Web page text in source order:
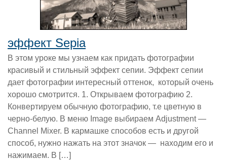
эффект Sepia
В этом уроке мы узнаем как придать фотографии
красивый и стильный эффект сепии. Эффект сепии
дает фотографии интересный оттенок, который очень
хорошо смотрится. 1. Открываем фотографию 2.
Конвертируем обычную фотографию, т.е цветную в
черно-белую. В меню Image выбираем Adjustment —
Channel Mixer. В кармашке способов есть и другой
способ, нужно нажать на этот значок — находим его и
нажимаем. В […]